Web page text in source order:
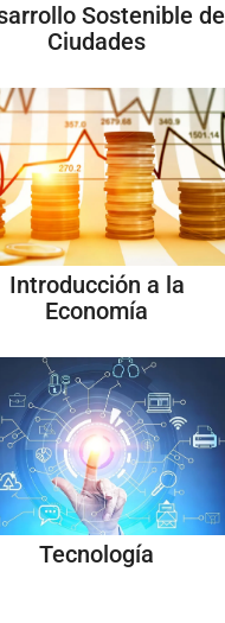
Sostenible de
Ciudades
Introducción a la
Economía
Tecnología